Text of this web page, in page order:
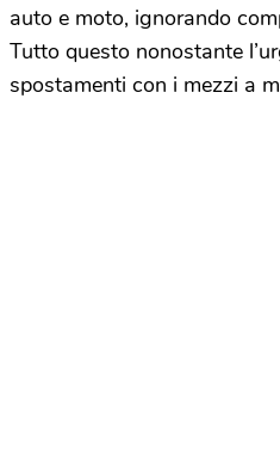
auto e moto, ignorando
Tutto questo nonostante
spostamenti con i mezzi a